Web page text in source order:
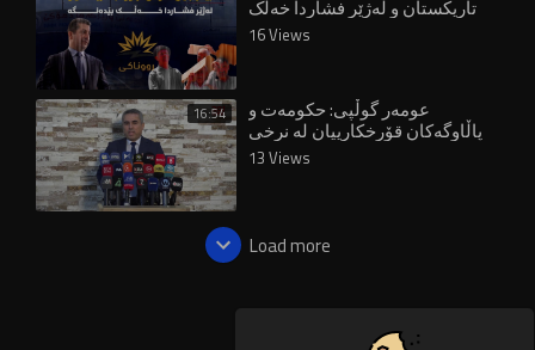
تاریکستان و لەژێر فشاردا خەڵک
بێدەنگە
16 Views
16:54 عومەر گوڵپی: حکومەت و
پاڵاوگەکان قۆرخکارییان لە نرخی
بەنزین کردووە
13 Views
Load more